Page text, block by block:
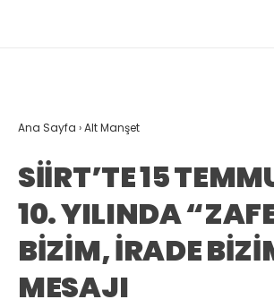
Ana Sayfa ›Alt Manşet
SİİRT’TE 15
10. YILINDA
BİZİM, İRADE
MESAJI